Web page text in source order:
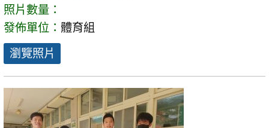
照片數量：
發佈單位： 體育組
瀏覽照片